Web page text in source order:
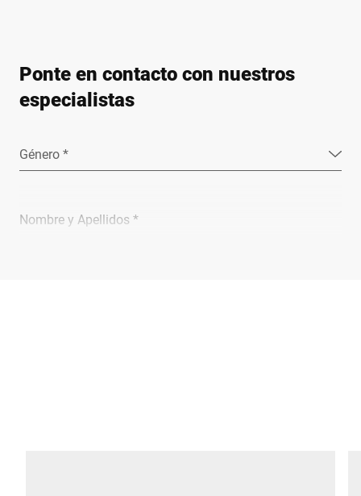
Ponte en contacto con nuestros
especialistas
Género *
Nombre y Apellidos *